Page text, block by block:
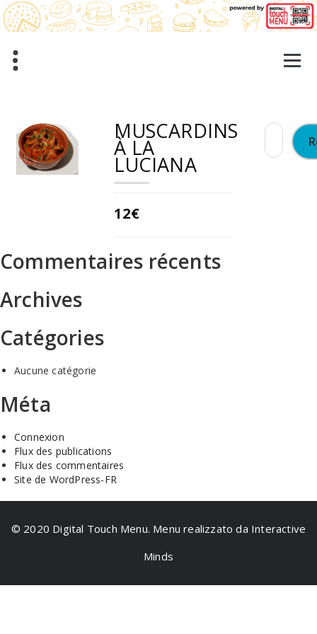
Aller
au
contenu
MUSCARDINS
À LA
LUCIANA
12€
Commentaires récents
Archives
Catégories
Aucune catégorie
Méta
Connexion
Flux des publications
Flux des commentaires
Site de WordPress-FR
© 2020 Digital Touch Menu. Menu realizzato da Interactive
Minds